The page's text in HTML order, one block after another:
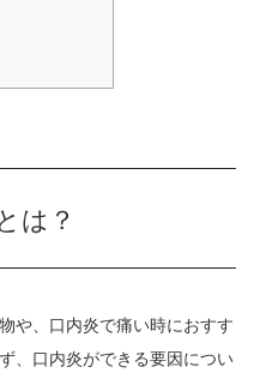
は？
や、口内炎で痛い時におすす
、口内炎ができる要因につい